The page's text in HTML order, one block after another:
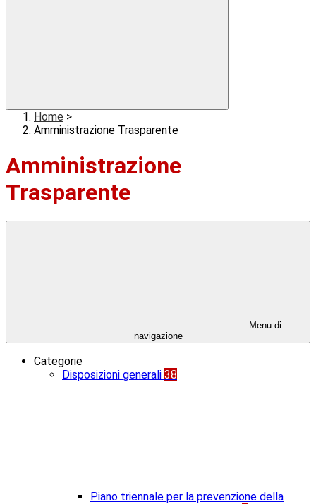
Home >
Amministrazione Trasparente
Amministrazione
Trasparente
Menu di
navigazione
Categorie
Disposizioni generali 38
Piano triennale per la prevenzione della